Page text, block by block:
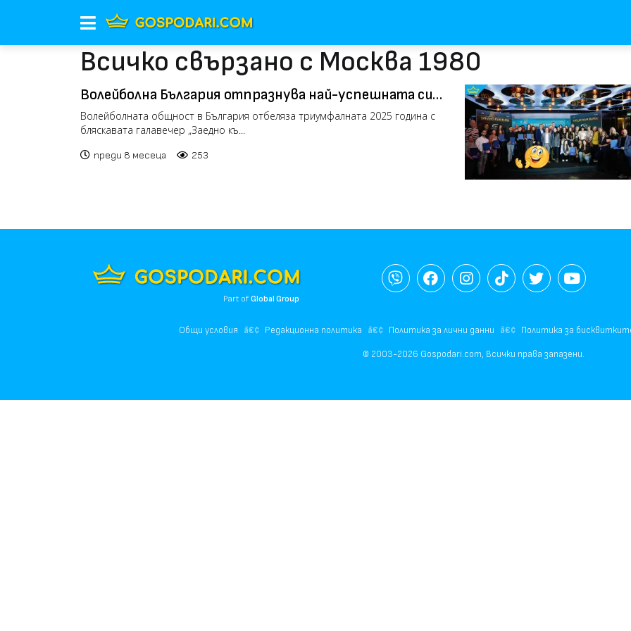
Всичко свързано с Москва 1980
Волейболна България отпразнува най-успешната си
година на галавечерта „Заедно към върха“
Волейболната общност в България отбеляза триумфалната 2025 година с
бляскавата галавечер „Заедно къ...
преди 8 месеца 253
Part ofGlobal Group
Общи условия Редакционна политика Политика за лични данни Политика за
© 2003-2026 Gospodari.com, Всички права запазени.